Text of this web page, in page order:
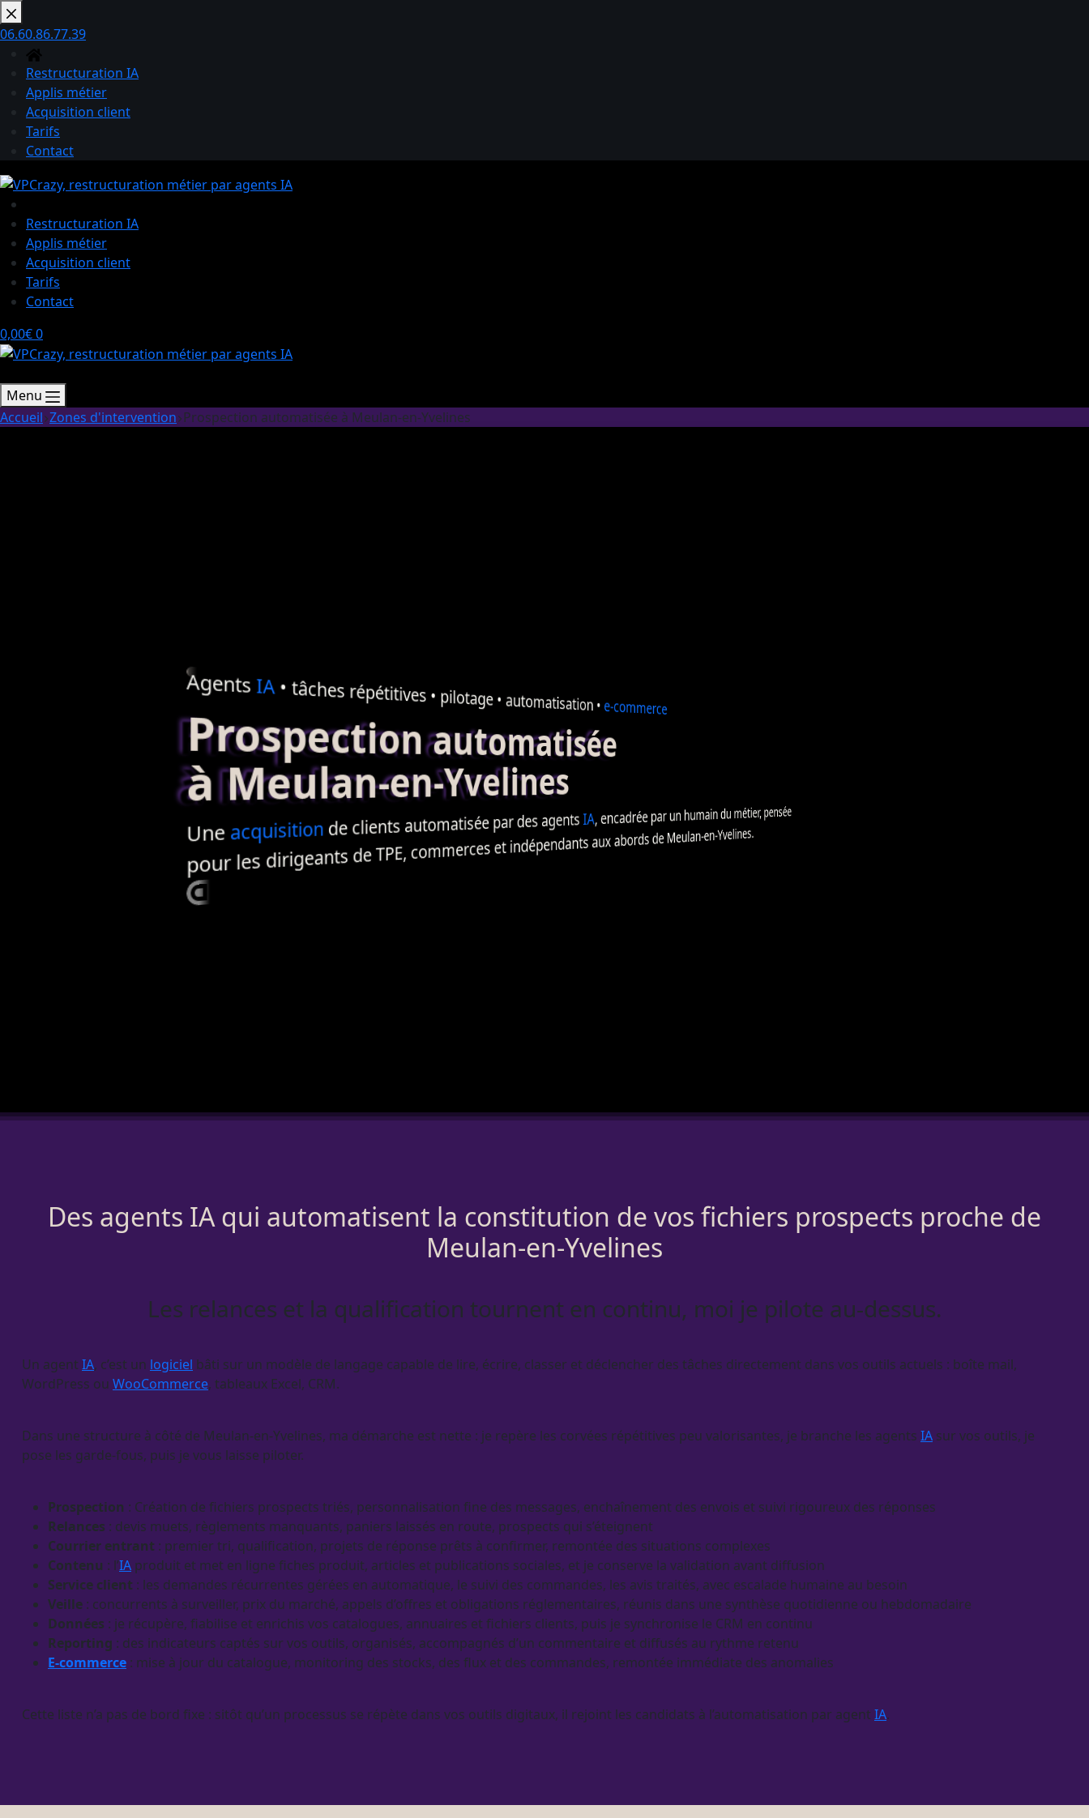
Passer
au
contenu
06.60.86.77.39
Restructuration IA
Applis métier
Acquisition client
Tarifs
Contact
Restructuration IA
Applis métier
Acquisition client
Tarifs
Contact
Panier
d’achat
0,00€0
Menu
Accueil Zones d'intervention Prospection automatisée à Meulan-en-Yvelines
AgentsIA• tâches répétitives • pilotage• automatisation•e-commerce
Prospection automatisée
à Meulan-en-Yvelines
Uneacquisition de clientsautomatiséepar desagentsIA, encadrée par un humain du métier, pensée
pour les dirigeants deTPE, commerces et indépendants aux abords de Meulan-en-Yvelines.
Des agents IA qui automatisent la constitution de vos fichiers prospects proche de
Meulan-en-Yvelines
Les relances et la qualification tournent en continu, moi je pilote au-dessus.
Un agent IA, c’est un logiciel bâti sur un modèle de langage capable de lire, écrire, classer et déclencher des tâches directement dans vos outils actuels : boîte mail,
WordPress ou WooCommerce, tableaux Excel, CRM.
Dans une structure à côté de Meulan-en-Yvelines, ma démarche est nette : je repère les corvées répétitives peu valorisantes, je branche les agents IA sur vos outils, je
pose les garde-fous, puis je vous laisse piloter.
Prospection : Création de fichiers prospects triés, personnalisation fine des messages, enchaînement des envois et suivi rigoureux des réponses
Relances : devis muets, règlements manquants, paniers laissés en route, prospects qui s’éteignent
Courrier entrant : premier tri, qualification, projets de réponse prêts à confirmer, remontée des situations complexes
Contenu : l’IA produit et met en ligne fiches produit, articles et publications sociales, et je conserve la validation avant diffusion
Service client : les demandes récurrentes gérées en automatique, le suivi des commandes, les avis traités, avec escalade humaine au besoin
Veille : concurrents à surveiller, prix du marché, appels d’offres et obligations réglementaires, réunis dans une synthèse quotidienne ou hebdomadaire
Données : je récupère, fiabilise et enrichis vos catalogues, annuaires et fichiers clients, puis je synchronise le CRM en continu
Reporting : des indicateurs captés sur vos outils, organisés, accompagnés d’un commentaire et diffusés au rythme retenu
E-commerce : mise à jour du catalogue, monitoring des stocks, des flux et des commandes, remontée immédiate des anomalies
Cette liste n’a pas de bord fixe : sitôt qu’un processus se répète dans vos outils digitaux, il rejoint les candidats à l’automatisation par agent IA.